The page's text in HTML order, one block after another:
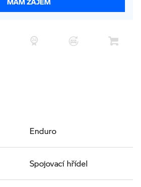
Enduro
Spojovací hřídel